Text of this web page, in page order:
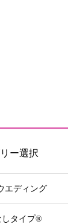
ー選択
エディング
しタイプ®